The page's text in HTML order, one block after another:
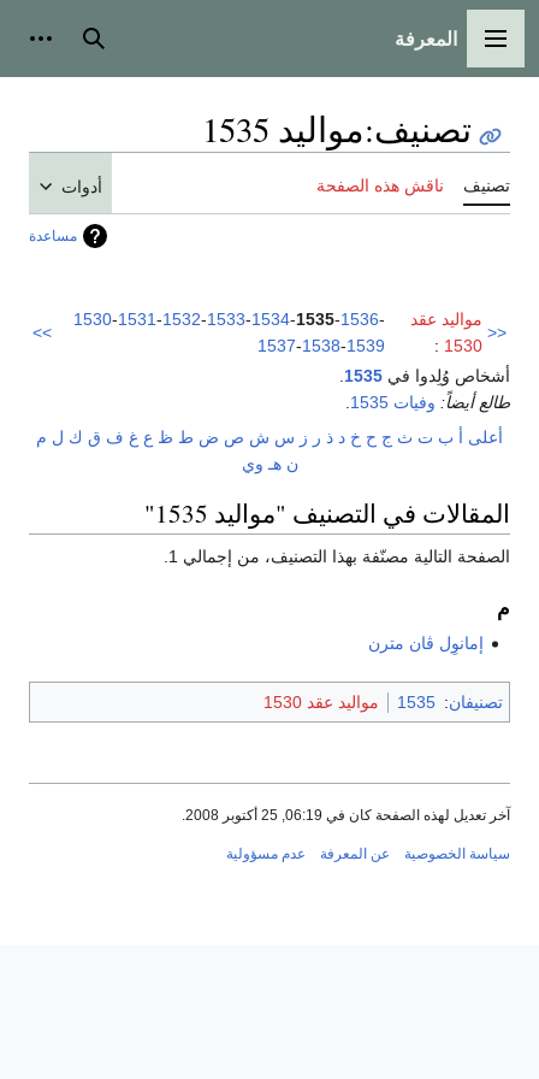
القائمة الرئيسية
المعرفة بحث
تصنيف:مواليد 1535
تصنيف ناقش هذه الصفحة أدوات
مساعدة
<<
مواليد عقد
1530
:
1530-1531-1532-1533-1534-1535-1536-
1537-1538-1539
>>
أشخاص وُلِدوا في 1535
طالع أيضاً: وفيات 1535
أعلى أ ب ت ث ج ح خ د ذ ر ز س ش ص ض ط ظ ع غ ف ق ك ل م
ن هـ وي
المقالات في التصنيف "مواليد 1535"
الصفحة التالية مصنّفة بهذا التصنيف، من إجمالي 1.
م
إمانوِل ڤان مترن
تصنيفان:
1535 مواليد عقد 1530
آخر تعديل لهذه الصفحة كان في 06:19, 25 أكتوبر 2008.
سياسة الخصوصية عن المعرفة عدم مسؤولية